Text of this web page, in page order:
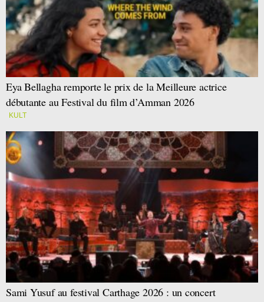
Eya Bellagha remporte le prix de la Meilleure actrice
débutante au Festival du film d’Amman 2026
KULT
Sami Yusuf au festival Carthage 2026 : un concert